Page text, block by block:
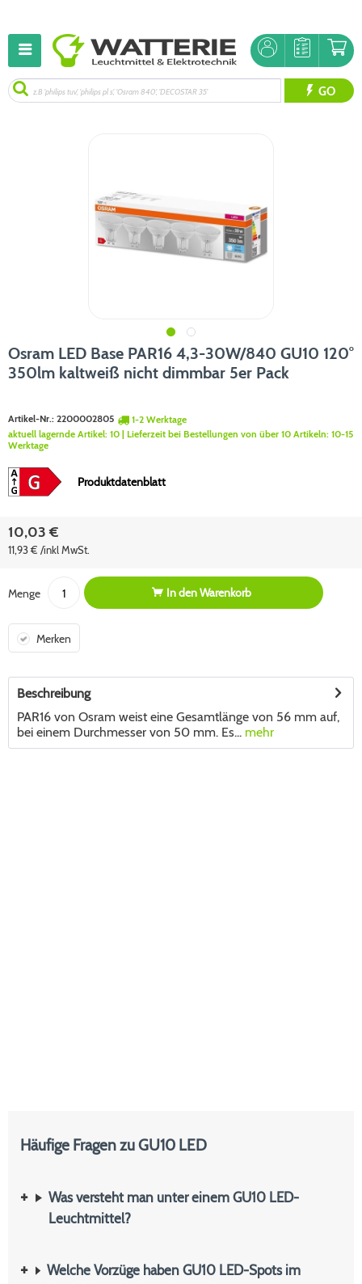
GO
Osram LED Base PAR16 4,3-30W/840 GU10 120°
350lm kaltweiß nicht dimmbar 5er Pack
Artikel-Nr.: 2200002805
1-2 Werktage
aktuell lagernde Artikel: 10 | Lieferzeit bei Bestellungen von über 10 Artikeln: 10-15
Werktage
Produktdatenblatt
10,03 €
11,93 € /inkl MwSt.
Menge In denWarenkorb
Merken
Beschreibung
PAR16 von Osram weist eine Gesamtlänge von 56 mm auf,
bei einem Durchmesser von 50 mm. Es... mehr
Häufige Fragen zu GU10 LED
Was versteht man unter einem GU10 LED-
Leuchtmittel?
Welche Vorzüge haben GU10 LED-Spots im